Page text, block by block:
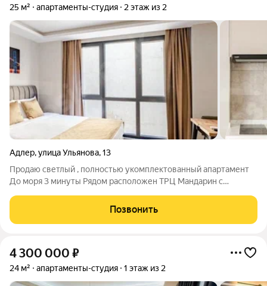
25 м² апартаменты-студия 2 этаж из 2
Адлер,улица Ульянова,13
Продаю светлый , полностью укомплектованный апартамент
До моря 3 минуты Рядом расположен ТРЦ Мандарин с
вариант для отдыха или сдачи в аренду Самый центр
Адлера,всё что нужно рядом Один взрослый
Позвонить
4 300 000 ₽
24 м² апартаменты-студия 1 этаж из 2